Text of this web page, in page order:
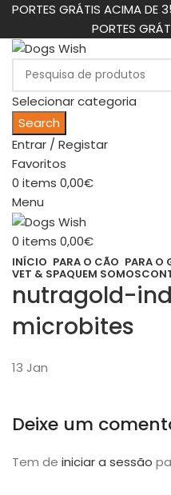
PORTES GRÁTIS ACIMA DE
PORTES
Selecionar categoria
Search
Entrar / Registar
Favoritos
0 items 0,00€
Menu
0 items 0,00€
INÍCIO PARA O CÃO PARA O
VET & SPAQUEM SOMOS
nutragold-
microbites
13 Jan
Deixe um
Tem de iniciar a sessão